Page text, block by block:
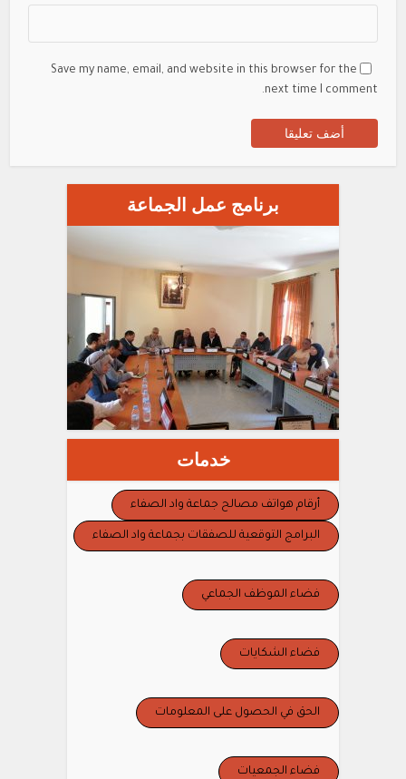
Save my name, email, and website in this browser for the
next time I comment.
برنامج عمل الجماعة
خدمات
أرقام هواتف مصالح جماعة واد الصفاء
البرامج التوقعية للصفقات بجماعة واد الصفاء
فضاء الموظف الجماعي
فضاء الشكايات
الحق في الحصول على المعلومات
فضاء الجمعيات